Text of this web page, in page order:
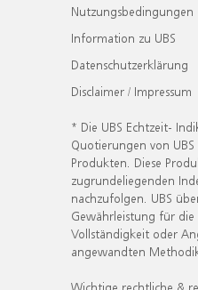
Nutzungsbedingungen
Information zu UBS
Datenschutzerklärung
Disclaimer / Impressum
* Die UBS Echtzeit-
Quotierungen von
Produkten. Diese
zugrundeliegenden
nachzufolgen. UBS
Gewährleistung für
Vollständigkeit oder
angewandten